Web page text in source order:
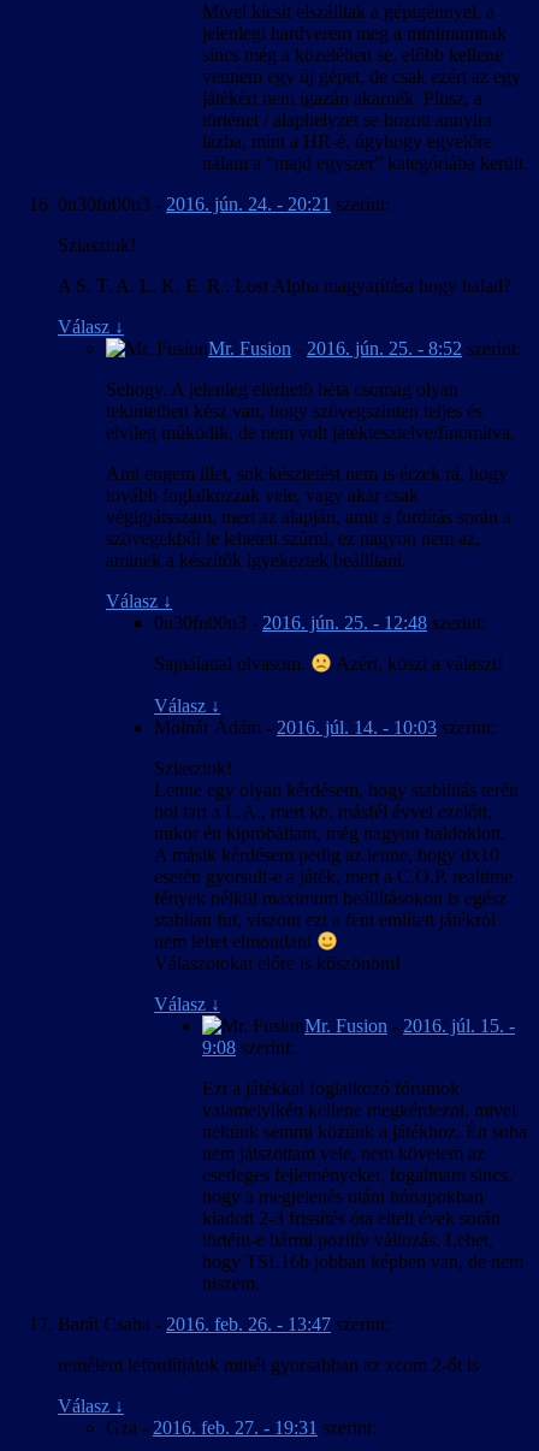
Mivel kicsit elszálltak a gépigénnyel, a
jelenlegi hardverem meg a minimumnak
sincs még a közelében se, előbb kellene
vennem egy új gépet, de csak ezért az egy
játékért nem igazán akarnék. Plusz, a
történet / alaphelyzet se hozott annyira
lázba, mint a HR-é, úgyhogy egyelőre
nálam a “majd egyszer” kategóriába került.
0n30fn00n3 - 2016. jún. 24. - 20:21 szerint:
Sziasztok!
A S. T. A. L. K. E. R.: Lost Alpha magyarítása hogy halad?
Válasz ↓
Mr. Fusion - 2016. jún. 25. - 8:52 szerint:
Sehogy. A jelenleg elérhető béta csomag olyan
tekintetben kész van, hogy szövegszinten teljes és
elvileg működik, de nem volt játéktesztelve/finomítva.
Ami engem illet, sok késztetést nem is érzek rá, hogy
tovább foglalkozzak vele, vagy akár csak
végigjátsszam, mert az alapján, amit a fordítás során a
szövegekből le lehetett szűrni, ez nagyon nem az,
aminek a készítők igyekeztek beállítani.
Válasz ↓
0n30fn00n3 - 2016. jún. 25. - 12:48 szerint:
Sajnálattal olvasom.
Azért, köszi a választ!
Válasz ↓
Molnár Ádám - 2016. júl. 14. - 10:03 szerint:
Sziasztok!
Lenne egy olyan kérdésem, hogy stabilitás terén
hol tart a L.A., mert kb. másfél évvel ezelőtt,
mikor én kipróbáltam, még nagyon haldoklott.
A másik kérdésem pedig az lenne, hogy dx10
esetén gyorsult-e a játék, mert a C.O.P. realtime
fények nélkül maximum beállításokon is egész
stabilan fut, viszont ezt a fent említett játékról
nem lehet elmondani
Válaszotokat előre is köszönöm!
Válasz ↓
Mr. Fusion - 2016. júl. 15. -
9:08 szerint:
Ezt a játékkal foglalkozó fórumok
valamelyikén kellene megkérdezni, mivel
nekünk semmi közünk a játékhoz. Én soha
nem játszottam vele, nem követem az
esetleges fejleményeket, fogalmam sincs,
hogy a megjelenés utáni hónapokban
kiadott 2-3 frissítés óta eltelt évek során
történt-e bármi pozitív változás. Lehet,
hogy TSL16b jobban képben van, de nem
hiszem.
Barát Csaba - 2016. feb. 26. - 13:47 szerint:
remélem lefordítjátok minél gyorsabban az xcom 2-őt is
Válasz ↓
Gza - 2016. feb. 27. - 19:31 szerint: